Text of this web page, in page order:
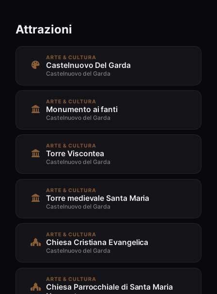
Attrazioni
ARTE & CULTURA
Castelnuovo Del Garda
Castelnuovo del Garda
ARTE & CULTURA
Monumento ai fanti
Castelnuovo del Garda
ARTE & CULTURA
Torre Viscontea
Castelnuovo del Garda
ARTE & CULTURA
Torre medievale Santa Maria
Castelnuovo del Garda
ARTE & CULTURA
Chiesa Cristiana Evangelica
Castelnuovo del Garda
ARTE & CULTURA
Chiesa Parrocchiale di Santa Maria